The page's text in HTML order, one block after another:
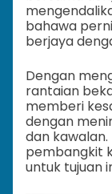
bahawa
berjaya
Dengan
rantaian
memberi
dengan
dan
pembangkit
untuk tujuan